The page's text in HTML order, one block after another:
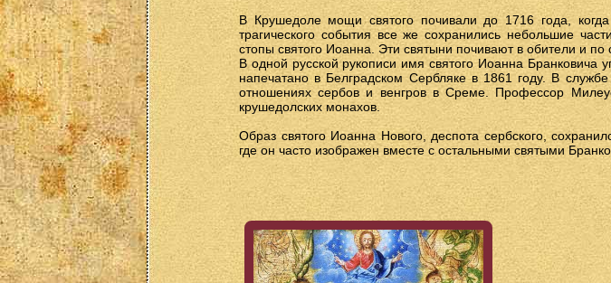
В Крушедоле мощи святого почивали до 1716 года,
трагического события все же сохранились небольшие
стопы святого Иоанна. Эти святыни почивают в обители и по
В одной русской рукописи имя святого Иоанна Бранковича
напечатано в Белградском Сербляке в 1861 году. В
отношениях сербов и венгров в Среме. Профессор
крушедолских монахов.
Образ святого Иоанна Нового, деспота сербского,
где он часто изображен вместе с остальными святыми